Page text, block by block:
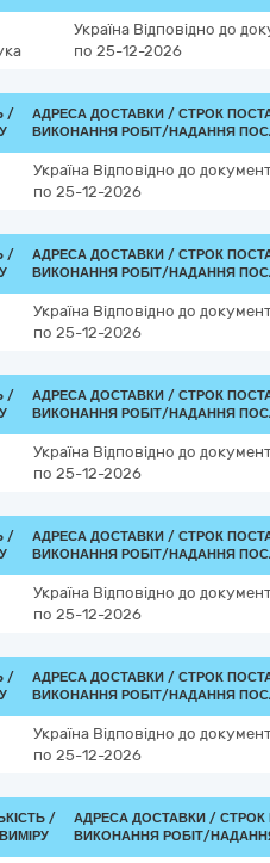
Україна Відповідно до
по 25-12-2026
/
АДРЕСА ДОСТАВКИ / СТРОК
ВИКОНАННЯ РОБІТ/НАДАННЯ
Україна Відповідно до
по 25-12-2026
/
АДРЕСА ДОСТАВКИ / СТРОК
ВИКОНАННЯ РОБІТ/НАДАННЯ
Україна Відповідно до
по 25-12-2026
/
АДРЕСА ДОСТАВКИ / СТРОК
ВИКОНАННЯ РОБІТ/НАДАННЯ
Україна Відповідно до
по 25-12-2026
/
АДРЕСА ДОСТАВКИ / СТРОК
ВИКОНАННЯ РОБІТ/НАДАННЯ
Україна Відповідно до
по 25-12-2026
/
АДРЕСА ДОСТАВКИ / СТРОК
ВИКОНАННЯ РОБІТ/НАДАННЯ
Україна Відповідно до
по 25-12-2026
/
АДРЕСА ДОСТАВКИ / СТРОК
ВИКОНАННЯ РОБІТ/